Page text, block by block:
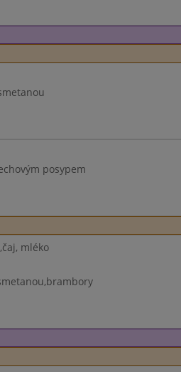
posypem
mléko